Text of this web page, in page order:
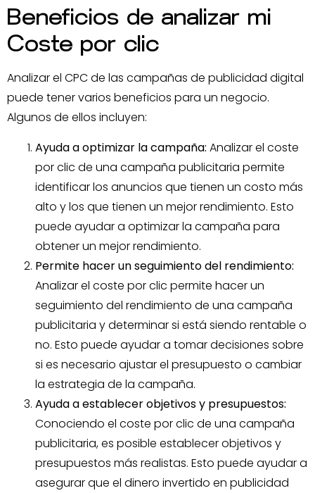
Beneficios de analizar mi
Coste por clic
Analizar el CPC de las campañas de publicidad digital
puede tener varios beneficios para un negocio.
Algunos de ellos incluyen:
Ayuda a optimizar la campaña: Analizar el coste
por clic de una campaña publicitaria permite
identificar los anuncios que tienen un costo más
alto y los que tienen un mejor rendimiento. Esto
puede ayudar a optimizar la campaña para
obtener un mejor rendimiento.
Permite hacer un seguimiento del rendimiento:
Analizar el coste por clic permite hacer un
seguimiento del rendimiento de una campaña
publicitaria y determinar si está siendo rentable o
no. Esto puede ayudar a tomar decisiones sobre
si es necesario ajustar el presupuesto o cambiar
la estrategia de la campaña.
Ayuda a establecer objetivos y presupuestos:
Conociendo el coste por clic de una campaña
publicitaria, es posible establecer objetivos y
presupuestos más realistas. Esto puede ayudar a
asegurar que el dinero invertido en publicidad